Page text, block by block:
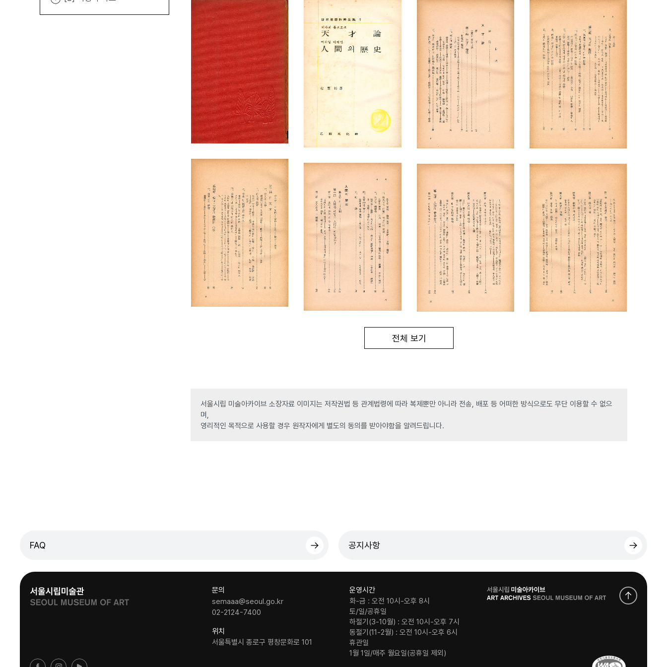
전체 보기
서울시립 미술아카이브 소장자료 이미지는 저작권법 등 관계법령에 따라 복제뿐만 아니라 전송, 배포 등 어떠한 방식으로도 무단 이용할 수 없으
며,
영리적인 목적으로 사용할 경우 원작자에게 별도의 동의를 받아야함을 알려드립니다.
FAQ 공지사항
문의
semaaa@seoul.go.kr
02-2124-7400
위치
서울특별시 종로구 평창문화로 101
운영시간
화-금 : 오전 10시-오후 8시
토/일/공휴일
하절기(3-10월) : 오전 10시-오후 7시
동절기(11-2월) : 오전 10시-오후 6시
휴관일
1월 1일/매주 월요일(공휴일 제외)
로
고